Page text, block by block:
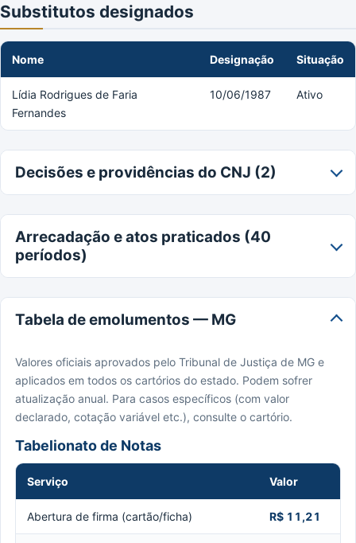
Substitutos designados
Nome Designação Situação
Lídia Rodrigues de Faria
Fernandes
10/06/1987 Ativo
Decisões e providências do CNJ (2)
Arrecadação e atos praticados (40
períodos)
Tabela de emolumentos — MG
Valores oficiais aprovados pelo Tribunal de Justiça de MG e
aplicados em todos os cartórios do estado. Podem sofrer
atualização anual. Para casos específicos (com valor
declarado, cotação variável etc.), consulte o cartório.
Tabelionato de Notas
Serviço Valor
Abertura de firma (cartão/ficha) R$ 11,21